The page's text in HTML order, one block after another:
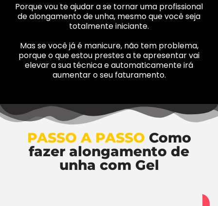
Porque vou te ajudar a se tornar uma profissional
de alongamento de unha, mesmo que você seja
totalmente iniciante.
Mas se você já é manicure, não tem problema,
porque o que estou prestes a te apresentar vai
elevar a sua técnica e automaticamente irá
aumentar o seu faturamento.
PASSO A PASSO Como
fazer alongamento de
unha com Gel